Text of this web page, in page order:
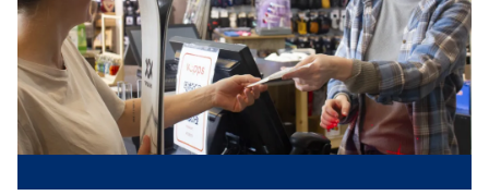
bransjer! Er du omgjengelig og serviceinnstilt
med god arbeidsmoral? Da håper vi du tar en titt
på disse ledige stillingene!
Se mer!